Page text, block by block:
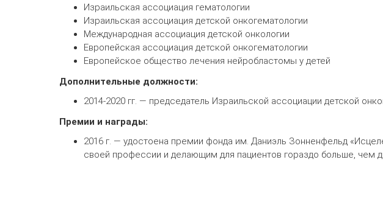
Израильская ассоциация гематологии
Израильская ассоциация детской онкогематологии
Международная ассоциация детской онкологии
Европейская ассоциация детской онкогематологии
Европейское общество лечения нейробластомы у детей
Дополнительные должности:
2014-2020 гг. — председатель Израильской ассоциации детской
Премии и награды:
2016 г. — удостоена премии фонда им. Даниэль Зонненфельд
своей профессии и делающим для пациентов гораздо больше, чем